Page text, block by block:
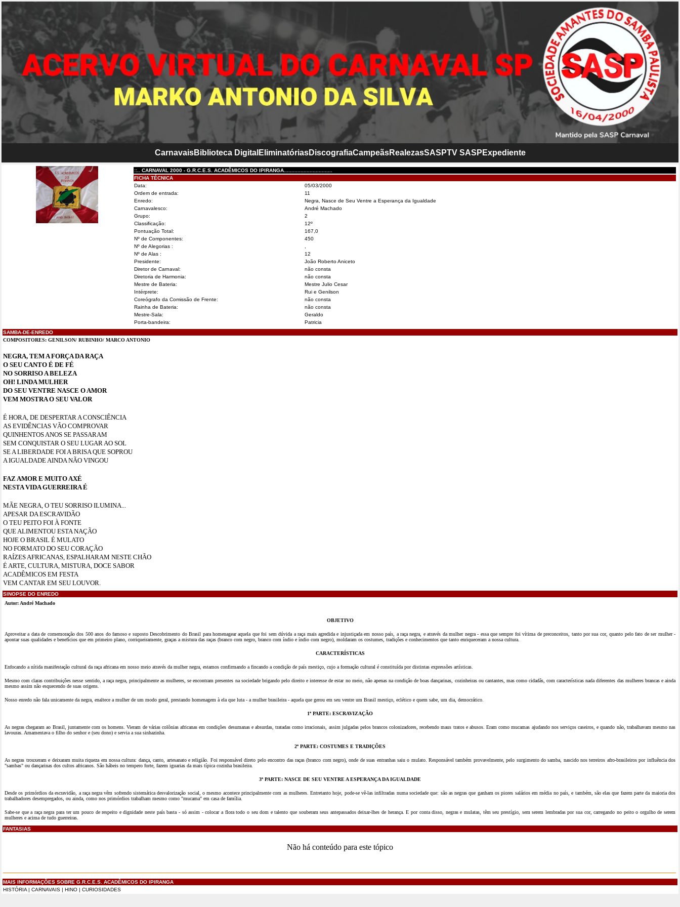
CarnavaisBiblioteca Digital EliminatóriasDiscografiaCampeãsRealezasSASPTV SASP Expediente
::.. CARNAVAL 2000 - G.R.C.E.S. ACADÊMICOS DO IPIRANGA................................
FICHA TÉCNICA
Data:
05/03/2000
Ordem de entrada:
11
Enredo:
Negra, Nasce de Seu Ventre a Esperança da Igualdade
Carnavalesco:
André Machado
Grupo:
2
Classificação:
12º
Pontuação Total:
167,0
Nº de Componentes:
450
Nº de Alegorias :
Nº de Alas :
12
Presidente:
João Roberto Aniceto
Diretor de Carnaval:
não consta
Diretoria de Harmonia:
não consta
Mestre de Bateria:
Mestre Julio Cesar
Intérprete:
Rui e Genilson
Coreógrafo da Comissão de Frente:
não consta
Rainha de Bateria:
não consta
Mestre-Sala:
Geraldo
Porta-bandeira:
Patricia
SAMBA-DE-ENREDO
COMPOSITORES: GENILSON/ RUBINHO/ MARCO ANTONIO
NEGRA, TEM A FORÇA DA RAÇA
O SEU CANTO É DE FÉ
NO SORRISO A BELEZA
OH! LINDA MULHER
DO SEU VENTRE NASCE O AMOR
VEM MOSTRA O SEU VALOR
É HORA, DE DESPERTAR A CONSCIÊNCIA
AS EVIDÊNCIAS VÃO COMPROVAR
QUINHENTOS ANOS SE PASSARAM
SEM CONQUISTAR O SEU LUGAR AO SOL
SE A LIBERDADE FOI A BRISA QUE SOPROU
A IGUALDADE AINDA NÃO VINGOU
FAZ AMOR E MUITO AXÉ
NESTA VIDA GUERREIRA É
MÃE NEGRA, O TEU SORRISO ILUMINA...
APESAR DA ESCRAVIDÃO
O TEU PEITO FOI À FONTE
QUE ALIMENTOU ESTA NAÇÃO
HOJE O BRASIL É MULATO
NO FORMATO DO SEU CORAÇÃO
RAÍZES AFRICANAS, ESPALHARAM NESTE CHÃO
É ARTE, CULTURA, MISTURA, DOCE SABOR
ACADÊMICOS EM FESTA
VEM CANTAR EM SEU LOUVOR.
SINOPSE DO ENREDO
Autor: André Machado
OBJETIVO
Aproveitar a data de comemoração dos 500 anos do famoso e suposto Descobrimento do Brasil para homenagear aquela que foi sem dúvida a raça mais agredida e injustiçada em nosso país, a raça negra, e através da mulher negra - essa que sempre foi vítima de preconceitos, tanto por sua cor, quanto pelo fato de ser mulher -
apontar suas qualidades e benefícios que em primeiro plano, corriqueiramente, graças a mistura das raças (branco com negro, branco com índio e índio com negro), moldaram os costumes, tradições e conhecimentos que tanto enriqueceram a nossa cultura.
CARACTERÍSTICAS
Enfocando a nítida manifestação cultural da raça africana em nosso meio através da mulher negra, estamos confirmando a fincando a condição de país mestiço, cujo a formação cultural é constituída por distintas expressões artísticas.
Mesmo com claras contribuições nesse sentido, a raça negra, principalmente as mulheres, se encontram presentes na sociedade brigando pelo direito e interesse de estar no meio, não apenas na condição de boas dançarinas, cozinheiras ou cantantes, mas como cidadãs, com características nada diferentes das mulheres brancas e ainda
mesmo assim não esquecendo de suas origens.
Nosso enredo não fala unicamente da negra, enaltece a mulher de um modo geral, prestando homenagem à ela que luta - a mulher brasileira - aquela que gerou em seu ventre um Brasil mestiço, eclético e quem sabe, um dia, democrático.
1ª PARTE: ESCRAVIZAÇÃO
As negras chegaram ao Brasil, juntamente com os homens. Vieram de várias colônias africanas em condições desumanas e absurdas, tratadas como irracionais, assim julgadas pelos brancos colonizadores, recebendo maus tratos e abusos. Eram como mucamas ajudando nos serviços caseiros, e quando não, trabalhavam mesmo nas
lavouras. Amamentava o filho do senhor e (seu dono) e servia a sua sinhazinha.
2ª PARTE: COSTUMES E TRADIÇÕES
As negras trouxeram e deixaram muita riqueza em nossa cultura: dança, canto, artesanato e religião. Foi responsável direto pelo encontro das raças (branco com negro), onde de suas entranhas saiu o mulato. Responsável também provavelmente, pelo surgimento do samba, nascido nos terreiros afro-brasileiros por influência dos
"sambas" ou dançarinas dos cultos africanos. São hábeis no tempero forte, fazem iguarias da mais típica cozinha brasileira.
3ª PARTE: NASCE DE SEU VENTRE A ESPERANÇA DA IGUALDADE
Desde os primórdios da escravidão, a raça negra vêm sofrendo sistemática desvalorização social, o mesmo acontece principalmente com as mulheres. Entretanto hoje, pode-se vê-las infiltradas numa sociedade que: são as negras que ganham os piores salários em média no país, e também, são elas que fazem parte da maioria dos
trabalhadores desempregados, ou ainda, como nos primórdios trabalham mesmo como "mucama" em casa de família.
Sabe-se que a raça negra para ter um pouco de respeito e dignidade neste país basta - só assim - colocar a flora todo o seu dom e talento que souberam seus antepassados deixar-lhes de herança. E por conta disso, negras e mulatas, têm seu prestígio, sem serem lembradas por sua cor, carregando no peito o orgulho de serem
mulheres e acima de tudo guerreiras.
FANTASIAS
Não há conteúdo para este tópico
MAIS INFORMAÇÕES SOBRE G.R.C.E.S. ACADÊMICOS DO IPIRANGA
HISTÓRIA | CARNAVAIS | HINO | CURIOSIDADES